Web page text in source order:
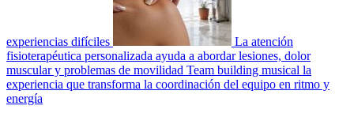
experiencias difíciles
La atención
fisioterapéutica personalizada ayuda a abordar lesiones, dolor
muscular y problemas de movilidad Team building musical la
experiencia que transforma la coordinación del equipo en ritmo y
energía